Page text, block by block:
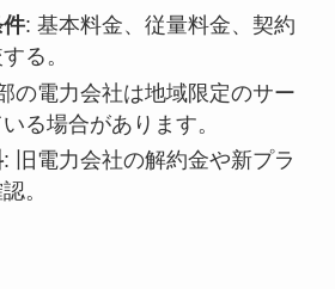
: 基本料金、従量料金、契約
る。
の電力会社は地域限定のサー
る場合があります。
: 旧電力会社の解約金や新プラ
。